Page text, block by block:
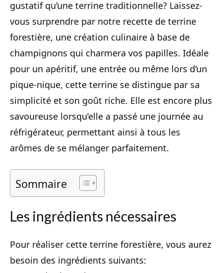
gustatif qu’une terrine traditionnelle? Laissez-
vous surprendre par notre recette de terrine
forestière, une création culinaire à base de
champignons qui charmera vos papilles. Idéale
pour un apéritif, une entrée ou même lors d’un
pique-nique, cette terrine se distingue par sa
simplicité et son goût riche. Elle est encore plus
savoureuse lorsqu’elle a passé une journée au
réfrigérateur, permettant ainsi à tous les
arômes de se mélanger parfaitement.
Sommaire
Les ingrédients nécessaires
Pour réaliser cette terrine forestière, vous aurez
besoin des ingrédients suivants: